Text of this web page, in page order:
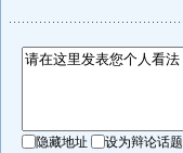
隐藏地址
设为辩论话题